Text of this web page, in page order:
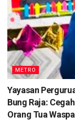
METRO
Yayasan
Bung Raja:
Orang Tua